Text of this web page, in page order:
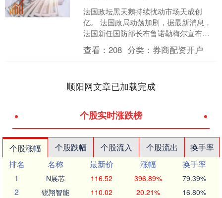
法国政坛黑天鹅持续扰动市场天成创
亿。 法国政局动荡加剧，据最新消息，
法国新任国防部长布鲁诺勒梅尔宣布，
在总理勒科尔尼辞职后，他已主动退出
政府。值得一提的是，勒梅....
查看：208 分类： 券商配资开户
顺阳网文章已加载完成
个股实时涨跌榜
个股涨幅 个股跌幅 个股流入 个股流出
换手率
排名
名称 最新价 涨幅
换手率
1
N展芯 116.52 396.89% 79.39%
2 锐翔智能 110.02 20.21% 16.80%